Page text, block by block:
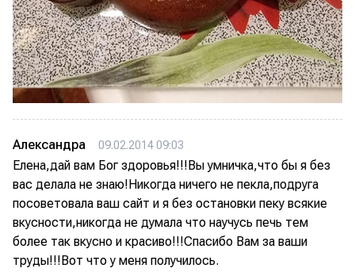
Александра 09.02.2014 09:03
Елена,дай вам Бог здоровья!!!Вы умничка,что бы я без
вас делала не знаю!Никогда ничего не пекла,подруга
посоветовала ваш сайт и я без остановки пеку всякие
вкусности,никогда не думала что научусь печь тем
более так вкусно и красиво!!!Спасибо Вам за ваши
труды!!!Вот что у меня получилось.